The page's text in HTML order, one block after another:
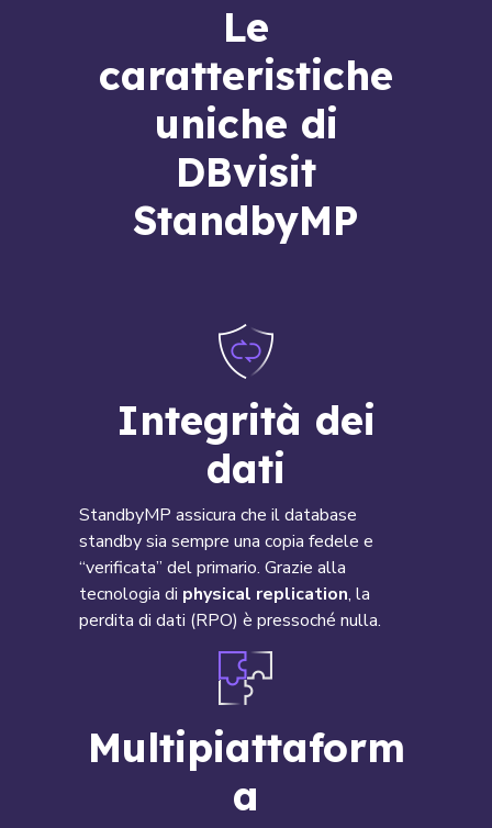
Le
caratteristiche
uniche di
DBvisit
StandbyMP
Integrità dei
dati
StandbyMP assicura che il database
standby sia sempre una copia fedele e
“verificata” del primario. Grazie alla
tecnologia di physical replication, la
perdita di dati (RPO) è pressoché nulla.
Multipiattaform
a